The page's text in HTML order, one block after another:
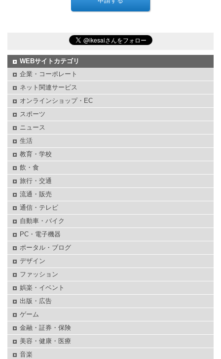
WEBサイトカテゴリ
企業・コーポレート
ネット関連サービス
オンラインショップ・EC
スポーツ
ニュース
生活
教育・学校
飲・食
旅行・交通
流通・販売
通信・テレビ
自動車・バイク
PC・電子機器
ポータル・ブログ
デザイン
ファッション
娯楽・イベント
出版・広告
ゲーム
金融・証券・保険
美容・健康・医療
音楽